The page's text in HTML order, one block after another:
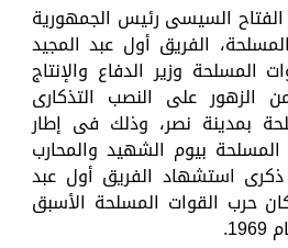
الفتاح السيسى رئيس الجمهورية
الفريق أول عبد المجيد
المسلحة وزير الدفاع والإنتاج
الزهور على النصب التذكارى
بمدينة نصر، وذلك فى إطار
بيوم الشهيد والمحارب
ذكرى استشهاد الفريق أول عبد
حرب القوات المسلحة الأسبق